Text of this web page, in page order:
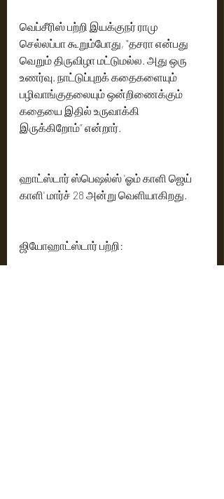
வெப்சீரிஸ் பற்றி இயக்குநர் ராமு
செல்லப்பா கூறும்போது, "தசரா என்பது
வெறும் திருவிழா மட்டுமல்ல. அது ஒரு
உணர்வு. நாட்டுப்புறக் கதைகளையும்
பழிவாங்குதலையும் ஒன்றிணைக்கும்
கதையை இதில் உருவாக்கி
இருக்கிறோம்” என்றார்.
ஹாட்ஸ்டார் ஸ்பெஷல்ஸ் 'ஓம் காளி ஜெய்
காளி' மார்ச் 28 அன்று வெளியாகிறது.
ஜியோஹாட்ஸ்டார் பற்றி: